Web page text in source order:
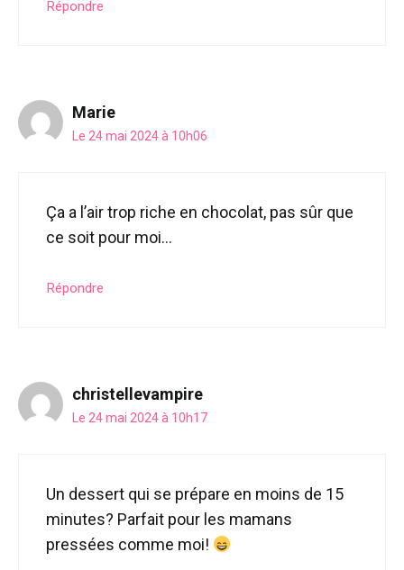
Répondre
Marie
Le 24 mai 2024 à 10h06
Ça a l’air trop riche en chocolat, pas sûr que
ce soit pour moi…
Répondre
christellevampire
Le 24 mai 2024 à 10h17
Un dessert qui se prépare en moins de 15
minutes? Parfait pour les mamans
pressées comme moi!